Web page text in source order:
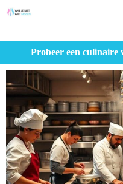
Probeer een culinaire